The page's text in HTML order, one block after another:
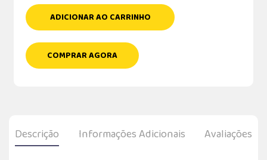
ADICIONAR AO CARRINHO
COMPRAR AGORA
Descrição Informações Adicionais Avaliações